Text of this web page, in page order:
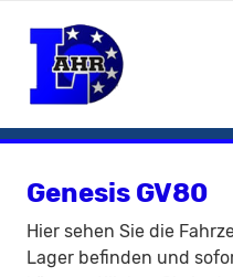
Genesis GV80
Hier sehen Sie die
Lager befinden und